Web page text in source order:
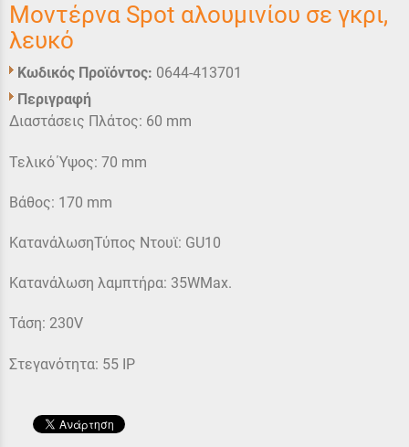
Μοντέρνα Spot αλουμινίου σε γκρι,
λευκό
Κωδικός Προϊόντος: 0644-413701
Περιγραφή
Διαστάσεις Πλάτος: 60 mm
Τελικό Ύψος: 70 mm
Βάθος: 170 mm
ΚατανάλωσηΤύπος Ντουϊ: GU10
Κατανάλωση λαμπτήρα: 35WMax.
Τάση: 230V
Στεγανότητα: 55 IP